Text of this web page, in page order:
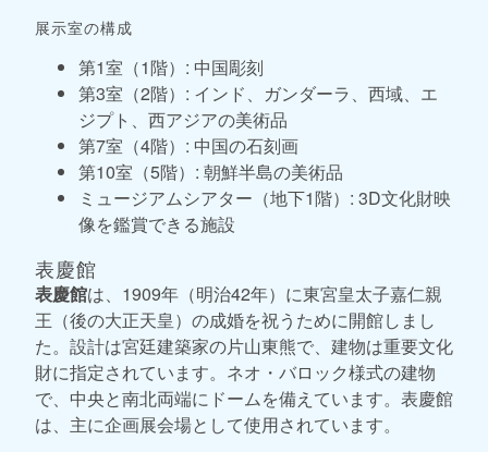
展示室の構成
第1室（1階）: 中国彫刻
第3室（2階）: インド、ガンダーラ、西域、エ
ジプト、西アジアの美術品
第7室（4階）: 中国の石刻画
第10室（5階）: 朝鮮半島の美術品
ミュージアムシアター（地下1階）: 3D文化財映
像を鑑賞できる施設
表慶館
表慶館は、1909年（明治42年）に東宮皇太子嘉仁親
王（後の大正天皇）の成婚を祝うために開館しまし
た。設計は宮廷建築家の片山東熊で、建物は重要文化
財に指定されています。ネオ・バロック様式の建物
で、中央と南北両端にドームを備えています。表慶館
は、主に企画展会場として使用されています。